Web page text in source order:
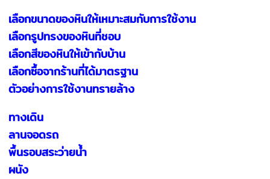
เลือกขนาดของหินให้เหมาะสมกับการใช้งาน
เลือกรูปทรงของหินที่ชอบ
เลือกสีของหินให้เข้ากับบ้าน
เลือกซื้อจากร้านที่ได้มาตรฐาน
ตัวอย่างการใช้งานทรายล้าง
ทางเดิน
ลานจอดรถ
พื้นรอบสระว่ายน้ำ
ผนัง